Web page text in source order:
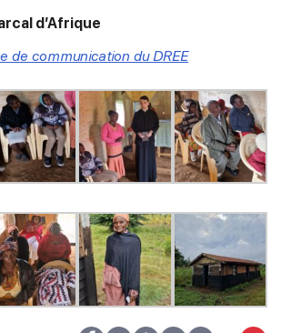
d’Afrique
de communication du DREE